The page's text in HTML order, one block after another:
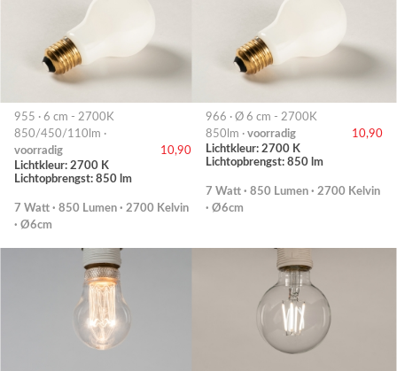
955 · 6 cm - 2700K
850/450/110lm ·
voorradig
10,90
Lichtkleur: 2700 K
Lichtopbrengst: 850 lm
7 Watt · 850 Lumen · 2700 Kelvin
· Ø6cm
966 · Ø 6 cm - 2700K
850lm · voorradig
10,90
Lichtkleur: 2700 K
Lichtopbrengst: 850 lm
7 Watt · 850 Lumen · 2700 Kelvin
· Ø6cm